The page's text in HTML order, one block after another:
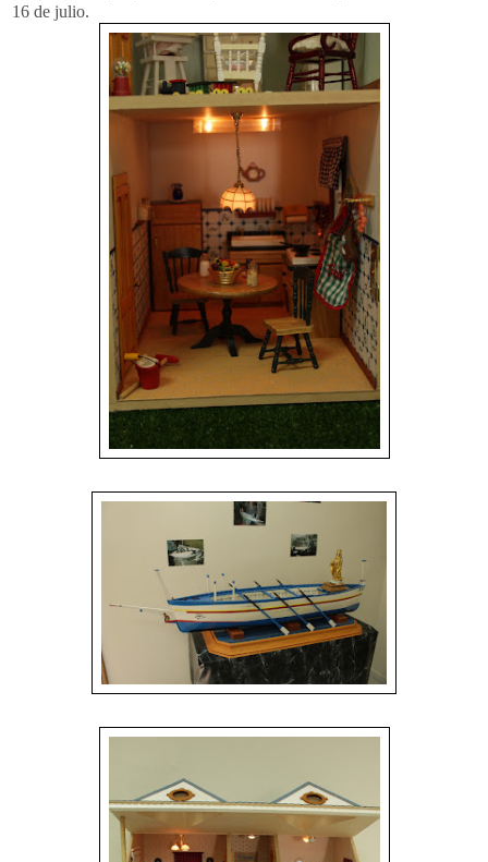
16 de julio.